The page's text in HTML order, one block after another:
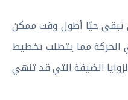
تبقى حيًا أطول وقت ممكن
الحركة مما يتطلب تخطيط
الضيقة التي قد تنهي